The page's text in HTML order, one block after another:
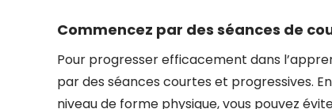
Commencez par des séances de
Pour progresser efficacement dans
par des séances courtes et progressives.
niveau de forme physique, vous pouvez